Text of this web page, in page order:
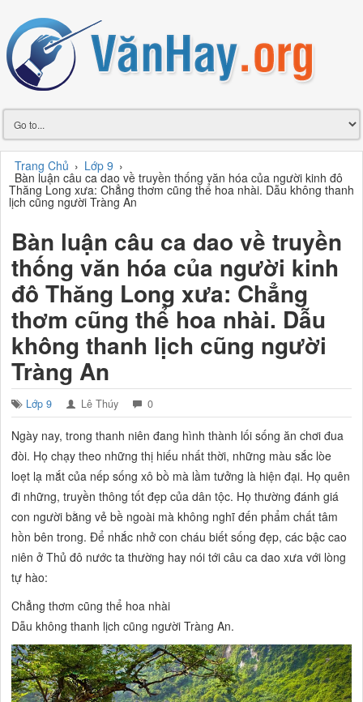
Trang Chủ › Lớp 9 ›
Bàn luận câu ca dao về truyền thống văn hóa của người kinh đô
Thăng Long xưa: Chẳng thơm cũng thể hoa nhài. Dẫu không thanh
lịch cũng người Tràng An
Bàn luận câu ca dao về truyền
thống văn hóa của người kinh
đô Thăng Long xưa: Chẳng
thơm cũng thể hoa nhài. Dẫu
không thanh lịch cũng người
Tràng An
Lớp 9 Lê Thúy 0
Ngày nay, trong thanh niên đang hình thành lối sống ăn chơi đua
đòi. Họ chạy theo những thị hiếu nhất thời, những màu sắc lòe
loẹt lạ mắt của nếp sống xô bồ mà lầm tưởng là hiện đại. Họ quên
đi những, truyền thông tốt đẹp của dân tộc. Họ thường đánh giá
con người bằng vẻ bề ngoài mà không nghĩ đến phẩm chất tâm
hồn bên trong. Để nhắc nhở con cháu biết sống đẹp, các bậc cao
niên ở Thủ đô nước ta thường hay nói tới câu ca dao xưa với lòng
tự hào:
Chẳng thơm cũng thể hoa nhài
Dẫu không thanh lịch cũng người Tràng An.